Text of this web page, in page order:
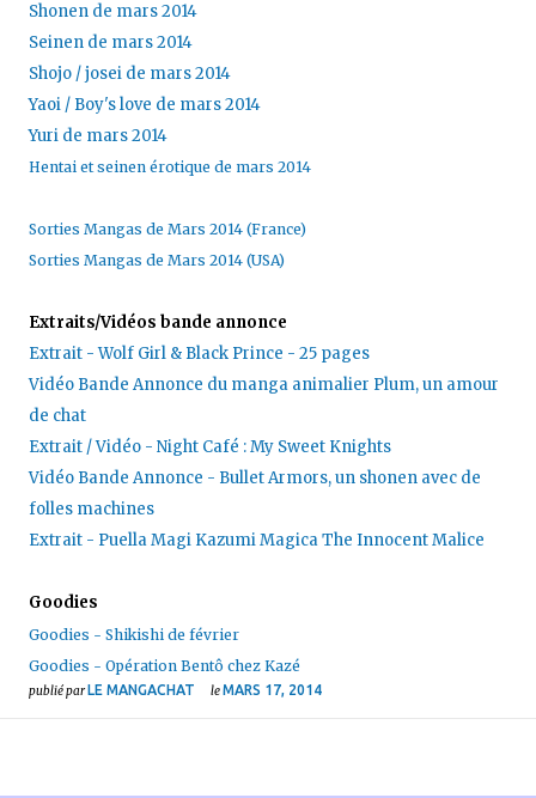
Shonen de mars 2014
Seinen de mars 2014
Shojo / josei de mars 2014
Yaoi / Boy's love de mars 2014
Yuri de mars 2014
Hentai et seinen érotique de mars 2014
Sorties Mangas de Mars 2014 (France)
Sorties Mangas de Mars 2014 (USA)
Extraits/Vidéos bande annonce
Extrait - Wolf Girl & Black Prince - 25 pages
Vidéo Bande Annonce du manga animalier Plum, un amour
de chat
Extrait / Vidéo - Night Café : My Sweet Knights
Vidéo Bande Annonce - Bullet Armors, un shonen avec de
folles machines
Extrait - Puella Magi Kazumi Magica The Innocent Malice
Goodies
Goodies - Shikishi de février
Goodies - Opération Bentô chez Kazé
publié parLE MANGACHAT leMARS 17, 2014